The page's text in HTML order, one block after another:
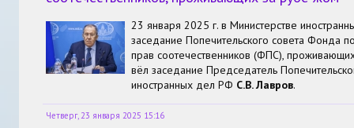
23 января 2025 г. в Министерстве
заседание Попечительского совета Фонда
прав соотечественников (ФПС),
вёл заседание Председатель
иностранных дел РФ С.В. Лавров.
Четверг, 23 января 2025 15:16